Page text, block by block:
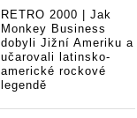
RETRO 2000 | Jak
Monkey Business
dobyli Jižní Ameriku a
učarovali latinsko-
americké rockové
legendě